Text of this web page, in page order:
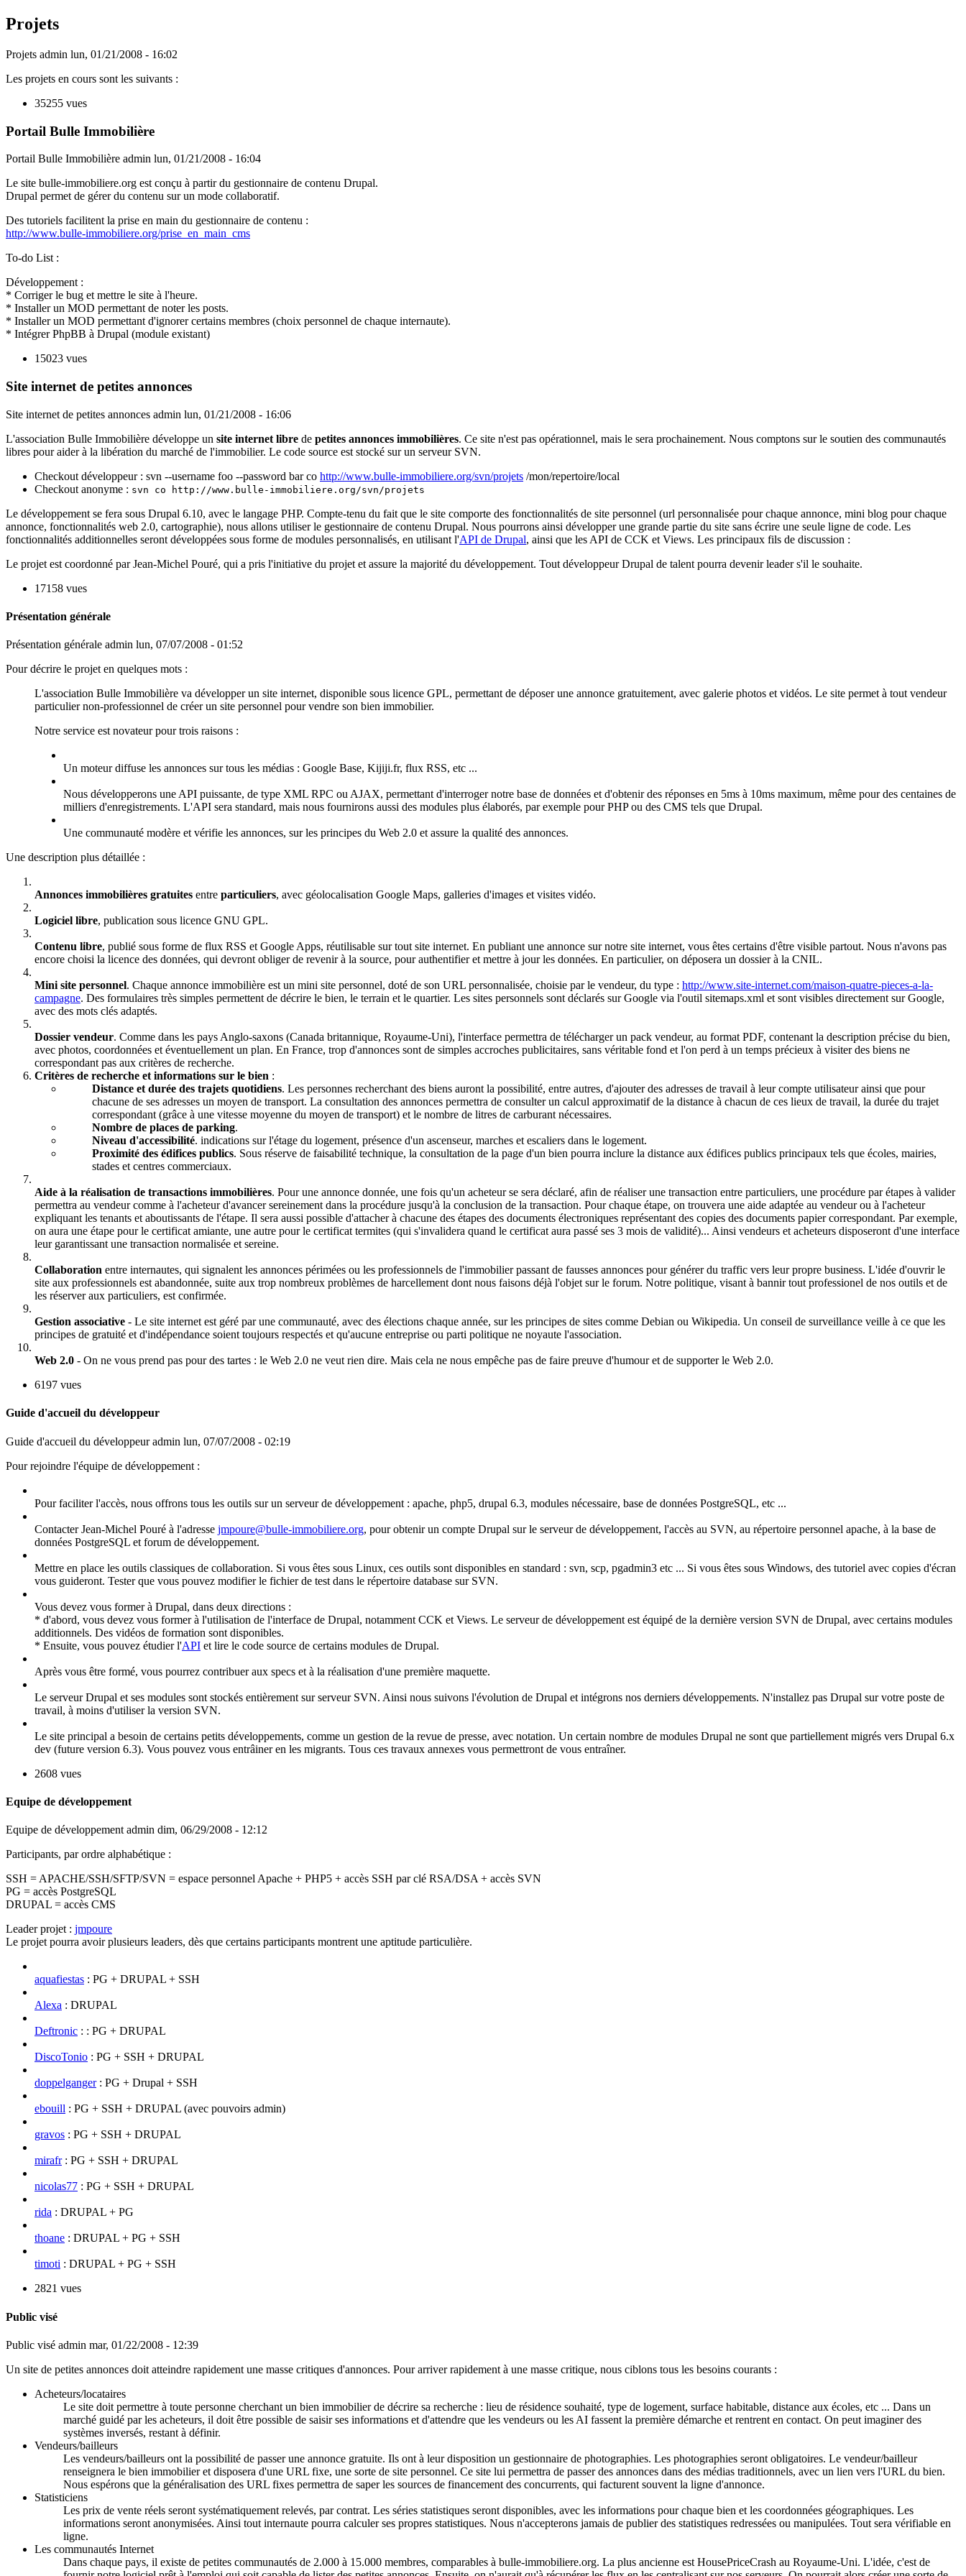
Projets
Projets admin lun, 01/21/2008 - 16:02
Les projets en cours sont les suivants :
35255 vues
Portail Bulle Immobilière
Portail Bulle Immobilière admin lun, 01/21/2008 - 16:04
Le site bulle-immobiliere.org est conçu à partir du gestionnaire de contenu Drupal.
Drupal permet de gérer du contenu sur un mode collaboratif.
Des tutoriels facilitent la prise en main du gestionnaire de contenu :
http://www.bulle-immobiliere.org/prise_en_main_cms
To-do List :
Développement :
* Corriger le bug et mettre le site à l'heure.
* Installer un MOD permettant de noter les posts.
* Installer un MOD permettant d'ignorer certains membres (choix personnel de chaque internaute).
* Intégrer PhpBB à Drupal (module existant)
15023 vues
Site internet de petites annonces
Site internet de petites annonces admin lun, 01/21/2008 - 16:06
L'association Bulle Immobilière développe un site internet libre de petites annonces immobilières. Ce site n'est pas opérationnel, mais le sera prochainement. Nous comptons sur le soutien des communautés
libres pour aider à la libération du marché de l'immobilier. Le code source est stocké sur un serveur SVN.
Checkout développeur : svn --username foo --password bar co http://www.bulle-immobiliere.org/svn/projets /mon/repertoire/local
Checkout anonyme : svn co http://www.bulle-immobiliere.org/svn/projets
Le développement se fera sous Drupal 6.10, avec le langage PHP. Compte-tenu du fait que le site comporte des fonctionnalités de site personnel (url personnalisée pour chaque annonce, mini blog pour chaque
annonce, fonctionnalités web 2.0, cartographie), nous allons utiliser le gestionnaire de contenu Drupal. Nous pourrons ainsi développer une grande partie du site sans écrire une seule ligne de code. Les
fonctionnalités additionnelles seront développées sous forme de modules personnalisés, en utilisant l'API de Drupal, ainsi que les API de CCK et Views. Les principaux fils de discussion :
Le projet est coordonné par Jean-Michel Pouré, qui a pris l'initiative du projet et assure la majorité du développement. Tout développeur Drupal de talent pourra devenir leader s'il le souhaite.
17158 vues
Présentation générale
Présentation générale admin lun, 07/07/2008 - 01:52
Pour décrire le projet en quelques mots :
L'association Bulle Immobilière va développer un site internet, disponible sous licence GPL, permettant de déposer une annonce gratuitement, avec galerie photos et vidéos. Le site permet à tout vendeur
particulier non-professionnel de créer un site personnel pour vendre son bien immobilier.
Notre service est novateur pour trois raisons :
Un moteur diffuse les annonces sur tous les médias : Google Base, Kijiji.fr, flux RSS, etc ...
Nous développerons une API puissante, de type XML RPC ou AJAX, permettant d'interroger notre base de données et d'obtenir des réponses en 5ms à 10ms maximum, même pour des centaines de
milliers d'enregistrements. L'API sera standard, mais nous fournirons aussi des modules plus élaborés, par exemple pour PHP ou des CMS tels que Drupal.
Une communauté modère et vérifie les annonces, sur les principes du Web 2.0 et assure la qualité des annonces.
Une description plus détaillée :
Annonces immobilières gratuites entre particuliers, avec géolocalisation Google Maps, galleries d'images et visites vidéo.
Logiciel libre, publication sous licence GNU GPL.
Contenu libre, publié sous forme de flux RSS et Google Apps, réutilisable sur tout site internet. En publiant une annonce sur notre site internet, vous êtes certains d'être visible partout. Nous n'avons pas
encore choisi la licence des données, qui devront obliger de revenir à la source, pour authentifier et mettre à jour les données. En particulier, on déposera un dossier à la CNIL.
Mini site personnel. Chaque annonce immobilière est un mini site personnel, doté de son URL personnalisée, choisie par le vendeur, du type : http://www.site-internet.com/maison-quatre-pieces-a-la-
campagne. Des formulaires très simples permettent de décrire le bien, le terrain et le quartier. Les sites personnels sont déclarés sur Google via l'outil sitemaps.xml et sont visibles directement sur Google,
avec des mots clés adaptés.
Dossier vendeur. Comme dans les pays Anglo-saxons (Canada britannique, Royaume-Uni), l'interface permettra de télécharger un pack vendeur, au format PDF, contenant la description précise du bien,
avec photos, coordonnées et éventuellement un plan. En France, trop d'annonces sont de simples accroches publicitaires, sans véritable fond et l'on perd à un temps précieux à visiter des biens ne
correspondant pas aux critères de recherche.
Critères de recherche et informations sur le bien :
Distance et durée des trajets quotidiens. Les personnes recherchant des biens auront la possibilité, entre autres, d'ajouter des adresses de travail à leur compte utilisateur ainsi que pour
chacune de ses adresses un moyen de transport. La consultation des annonces permettra de consulter un calcul approximatif de la distance à chacun de ces lieux de travail, la durée du trajet
correspondant (grâce à une vitesse moyenne du moyen de transport) et le nombre de litres de carburant nécessaires.
Nombre de places de parking.
Niveau d'accessibilité. indications sur l'étage du logement, présence d'un ascenseur, marches et escaliers dans le logement.
Proximité des édifices publics. Sous réserve de faisabilité technique, la consultation de la page d'un bien pourra inclure la distance aux édifices publics principaux tels que écoles, mairies,
stades et centres commerciaux.
Aide à la réalisation de transactions immobilières. Pour une annonce donnée, une fois qu'un acheteur se sera déclaré, afin de réaliser une transaction entre particuliers, une procédure par étapes à valider
permettra au vendeur comme à l'acheteur d'avancer sereinement dans la procédure jusqu'à la conclusion de la transaction. Pour chaque étape, on trouvera une aide adaptée au vendeur ou à l'acheteur
expliquant les tenants et aboutissants de l'étape. Il sera aussi possible d'attacher à chacune des étapes des documents électroniques représentant des copies des documents papier correspondant. Par exemple,
on aura une étape pour le certificat amiante, une autre pour le certificat termites (qui s'invalidera quand le certificat aura passé ses 3 mois de validité)... Ainsi vendeurs et acheteurs disposeront d'une interface
leur garantissant une transaction normalisée et sereine.
Collaboration entre internautes, qui signalent les annonces périmées ou les professionnels de l'immobilier passant de fausses annonces pour générer du traffic vers leur propre business. L'idée d'ouvrir le
site aux professionnels est abandonnée, suite aux trop nombreux problèmes de harcellement dont nous faisons déjà l'objet sur le forum. Notre politique, visant à bannir tout professionel de nos outils et de
les réserver aux particuliers, est confirmée.
Gestion associative - Le site internet est géré par une communauté, avec des élections chaque année, sur les principes de sites comme Debian ou Wikipedia. Un conseil de surveillance veille à ce que les
principes de gratuité et d'indépendance soient toujours respectés et qu'aucune entreprise ou parti politique ne noyaute l'association.
Web 2.0 - On ne vous prend pas pour des tartes : le Web 2.0 ne veut rien dire. Mais cela ne nous empêche pas de faire preuve d'humour et de supporter le Web 2.0.
6197 vues
Guide d'accueil du développeur
Guide d'accueil du développeur admin lun, 07/07/2008 - 02:19
Pour rejoindre l'équipe de développement :
Pour faciliter l'accès, nous offrons tous les outils sur un serveur de développement : apache, php5, drupal 6.3, modules nécessaire, base de données PostgreSQL, etc ...
Contacter Jean-Michel Pouré à l'adresse jmpoure@bulle-immobiliere.org, pour obtenir un compte Drupal sur le serveur de développement, l'accès au SVN, au répertoire personnel apache, à la base de
données PostgreSQL et forum de développement.
Mettre en place les outils classiques de collaboration. Si vous êtes sous Linux, ces outils sont disponibles en standard : svn, scp, pgadmin3 etc ... Si vous êtes sous Windows, des tutoriel avec copies d'écran
vous guideront. Tester que vous pouvez modifier le fichier de test dans le répertoire database sur SVN.
Vous devez vous former à Drupal, dans deux directions :
* d'abord, vous devez vous former à l'utilisation de l'interface de Drupal, notamment CCK et Views. Le serveur de développement est équipé de la dernière version SVN de Drupal, avec certains modules
additionnels. Des vidéos de formation sont disponibles.
* Ensuite, vous pouvez étudier l'API et lire le code source de certains modules de Drupal.
Après vous être formé, vous pourrez contribuer aux specs et à la réalisation d'une première maquette.
Le serveur Drupal et ses modules sont stockés entièrement sur serveur SVN. Ainsi nous suivons l'évolution de Drupal et intégrons nos derniers développements. N'installez pas Drupal sur votre poste de
travail, à moins d'utiliser la version SVN.
Le site principal a besoin de certains petits développements, comme un gestion de la revue de presse, avec notation. Un certain nombre de modules Drupal ne sont que partiellement migrés vers Drupal 6.x
dev (future version 6.3). Vous pouvez vous entrâiner en les migrants. Tous ces travaux annexes vous permettront de vous entraîner.
2608 vues
Equipe de développement
Equipe de développement admin dim, 06/29/2008 - 12:12
Participants, par ordre alphabétique :
SSH = APACHE/SSH/SFTP/SVN = espace personnel Apache + PHP5 + accès SSH par clé RSA/DSA + accès SVN
PG = accès PostgreSQL
DRUPAL = accès CMS
Leader projet : jmpoure
Le projet pourra avoir plusieurs leaders, dès que certains participants montrent une aptitude particulière.
aquafiestas : PG + DRUPAL + SSH
Alexa : DRUPAL
Deftronic : : PG + DRUPAL
DiscoTonio : PG + SSH + DRUPAL
doppelganger: PG + Drupal + SSH
ebouill : PG + SSH + DRUPAL (avec pouvoirs admin)
gravos : PG + SSH + DRUPAL
mirafr: PG + SSH + DRUPAL
nicolas77 : PG + SSH + DRUPAL
rida : DRUPAL + PG
thoane : DRUPAL + PG + SSH
timoti : DRUPAL + PG + SSH
2821 vues
Public visé
Public visé admin mar, 01/22/2008 - 12:39
Un site de petites annonces doit atteindre rapidement une masse critiques d'annonces. Pour arriver rapidement à une masse critique, nous ciblons tous les besoins courants :
Acheteurs/locataires
Le site doit permettre à toute personne cherchant un bien immobilier de décrire sa recherche : lieu de résidence souhaité, type de logement, surface habitable, distance aux écoles, etc ... Dans un
marché guidé par les acheteurs, il doit être possible de saisir ses informations et d'attendre que les vendeurs ou les AI fassent la première démarche et rentrent en contact. On peut imaginer des
systèmes inversés, restant à définir.
Vendeurs/bailleurs
Les vendeurs/bailleurs ont la possibilité de passer une annonce gratuite. Ils ont à leur disposition un gestionnaire de photographies. Les photographies seront obligatoires. Le vendeur/bailleur
renseignera le bien immobilier et disposera d'une URL fixe, une sorte de site personnel. Ce site lui permettra de passer des annonces dans des médias traditionnels, avec un lien vers l'URL du bien.
Nous espérons que la généralisation des URL fixes permettra de saper les sources de financement des concurrents, qui facturent souvent la ligne d'annonce.
Statisticiens
Les prix de vente réels seront systématiquement relevés, par contrat. Les séries statistiques seront disponibles, avec les informations pour chaque bien et les coordonnées géographiques. Les
informations seront anonymisées. Ainsi tout internaute pourra calculer ses propres statistiques. Nous n'accepterons jamais de publier des statistiques redressées ou manipulées. Tout sera vérifiable en
ligne.
Les communautés Internet
Dans chaque pays, il existe de petites communautés de 2.000 à 15.000 membres, comparables à bulle-immobiliere.org. La plus ancienne est HousePriceCrash au Royaume-Uni. L'idée, c'est de